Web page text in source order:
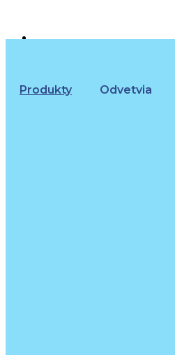
+421 (02) 452 461 11
Produkty Odvetvia